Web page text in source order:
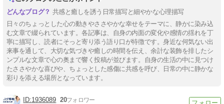
共感と癒しを誘う日常描写と細やかな心理描写
日々のちょっとした心の動きやささやかな幸せをテーマに、静かに染み込
む文章で綴られています。各記事は、自身の内面の変化や感情の揺れを丁
寧に描写し、読者にそっと寄り添う語り口が特徴です。身近な何気ない出
来事を通して、大切な気づきや癒しの時間を伝え、余計な装飾を排したシ
ンプルな文章で心の奥まで響く投稿が並びます。自身の生活の中に見つけ
たささやかな喜びや、ちょっとした感傷に共感を呼び、日常の中に静かな
彩りを添える場所となっています。
1936089 20